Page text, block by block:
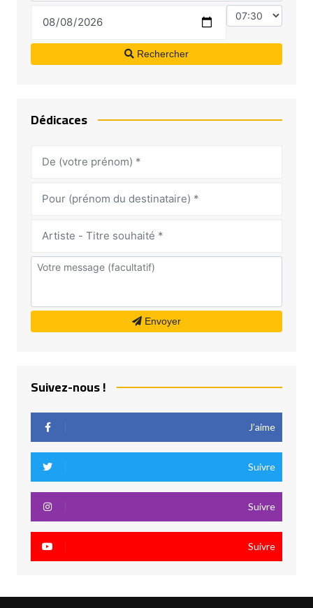
Rechercher
Dédicaces
Envoyer
Suivez-nous !
J’aime
Suivre
Suivre
Suivre